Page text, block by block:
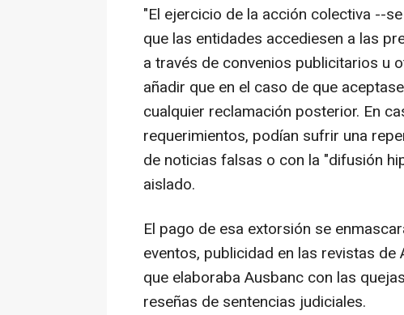
"El ejercicio de la acción colectiva --
que las entidades accediesen a las
a través de convenios publicitarios u
añadir que en el caso de que
cualquier reclamación posterior. En
requerimientos, podían sufrir una
de noticias falsas o con la "difusión
aislado.
El pago de esa extorsión se
eventos, publicidad en las revistas
que elaboraba Ausbanc con las
reseñas de sentencias judiciales.